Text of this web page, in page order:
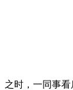
时，一同事看